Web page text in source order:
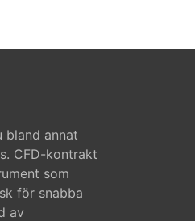
bland annat
CFD-kontrakt
som
för snabba
av